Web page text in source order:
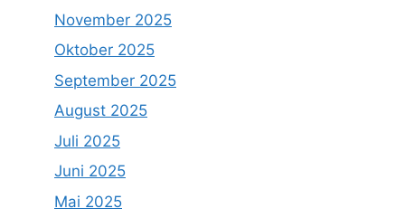
November 2025
Oktober 2025
September 2025
August 2025
Juli 2025
Juni 2025
Mai 2025